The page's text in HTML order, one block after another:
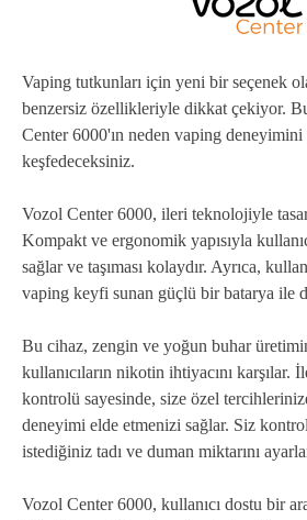
Vaping tutkunları için yeni bir seçenek
benzersiz özellikleriyle dikkat çekiyor.
Center 6000'ın neden vaping
keşfedeceksiniz.
Vozol Center 6000, ileri teknolojiyle
Kompakt ve ergonomik yapısıyla
sağlar ve taşıması kolaydır. Ayrıca,
vaping keyfi sunan güçlü bir batarya ile
Bu cihaz, zengin ve yoğun buhar
kullanıcıların nikotin ihtiyacını karşılar.
kontrolü sayesinde, size özel
deneyimi elde etmenizi sağlar. Siz
istediğiniz tadı ve duman miktarını
Vozol Center 6000, kullanıcı dostu bir